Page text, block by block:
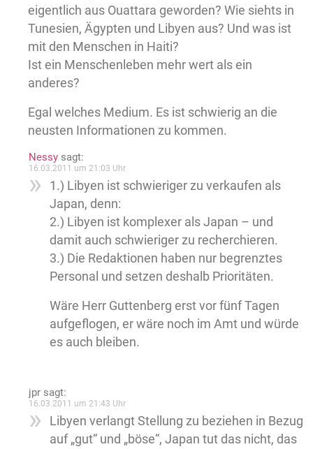
eigentlich aus Ouattara geworden? Wie siehts in
Tunesien, Ägypten und Libyen aus? Und was ist
mit den Menschen in Haiti?
Ist ein Menschenleben mehr wert als ein
anderes?
Egal welches Medium. Es ist schwierig an die
neusten Informationen zu kommen.
Nessy sagt:
16.03.2011 um 21:03 Uhr
1.) Libyen ist schwieriger zu verkaufen als
Japan, denn:
2.) Libyen ist komplexer als Japan – und
damit auch schwieriger zu recherchieren.
3.) Die Redaktionen haben nur begrenztes
Personal und setzen deshalb Prioritäten.
Wäre Herr Guttenberg erst vor fünf Tagen
aufgeflogen, er wäre noch im Amt und würde
es auch bleiben.
jpr sagt:
16.03.2011 um 21:43 Uhr
Libyen verlangt Stellung zu beziehen in Bezug
auf „gut“ und „böse“, Japan tut das nicht, das